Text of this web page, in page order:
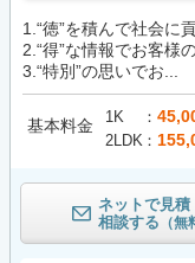
1.“徳”を積んで社会に
2.“得”な情報でお客様
3.“特別”の思いでお...
基本料金 1K
2LDK
ネットで見積
相談する （無